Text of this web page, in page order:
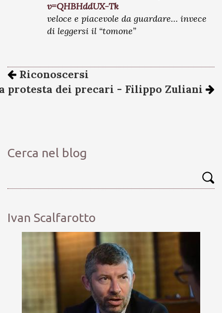
v=QHBHddUX-Tk
veloce e piacevole da guardare… invece
di leggersi il “tomone”
Riconoscersi
protesta dei precari - Filippo Zuliani
Cerca nel blog
Ivan Scalfarotto